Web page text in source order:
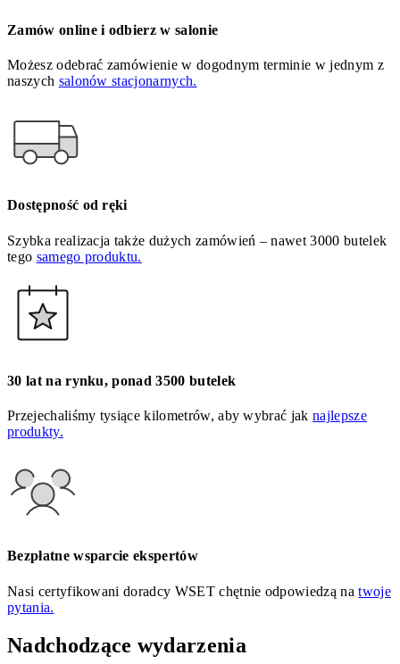
Zamów online i odbierz w salonie
Możesz odebrać zamówienie w dogodnym terminie w jednym z
naszych salonów stacjonarnych.
Dostępność od ręki
Szybka realizacja także dużych zamówień – nawet 3000 butelek
tego samego produktu.
30 lat na rynku, ponad 3500 butelek
Przejechaliśmy tysiące kilometrów, aby wybrać jaknajlepsze
produkty.
Bezpłatne wsparcie ekspertów
Nasi certyfikowani doradcy WSET chętnie odpowiedzą natwoje
pytania.
Nadchodzące wydarzenia